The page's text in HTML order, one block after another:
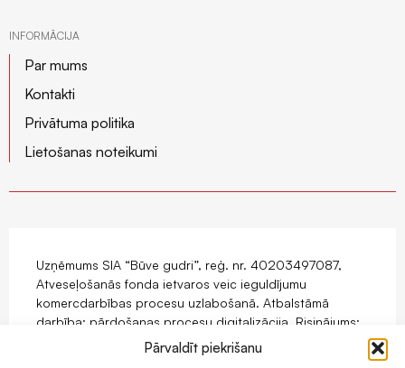
Pārvaldīt piekrišanu
INFORMĀCIJA
Par mums
Kontakti
Privātuma politika
Lietošanas noteikumi
Uzņēmums SIA “Būve gudri”, reģ. nr. 40203497087,
Atveseļošanās fonda ietvaros veic ieguldījumu
komercdarbības procesu uzlabošanā. Atbalstāmā
darbība: pārdošanas procesu digitalizācija. Risinājums:
mājaslapas ar e-komercijas funkcionalitāti izstrāde.
Projekts tiek īstenots ar Eiropas Savienības